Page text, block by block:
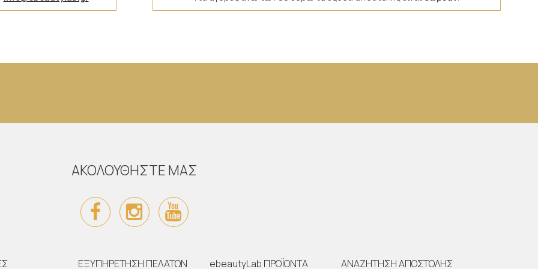
ΑΚΟΛΟΥΘΗΣΤΕ ΜΑΣ
ΕΞΥΠΗΡΕΤΗΣΗ ΠΕΛΑΤΩΝ ebeautyLab ΠΡΟΪΟΝΤΑ ΑΝΑΖΗΤΗΣΗ ΑΠΟΣΤΟΛΗΣ